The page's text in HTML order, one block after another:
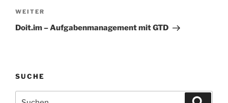
Nächster
Beitrag
WEITER
Doit.im – Aufgabenmanagement mit GTD
SUCHE